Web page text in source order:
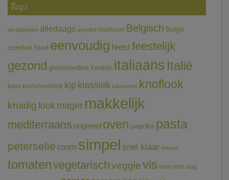
Tags
aardappelen alledaags aperitief basilicum Belgisch België
comfort food eenvoudig feestfeestelijk
gezond grootmoeders keuken italiaans Italië
kaas kindvriendelijk kip klassiek klassieker knoflook
kruidig look mager makkelijk
mediterraans origineel oven paprika pasta
peterselie room simpel snel klaar tomaat
tomatenvegetarischveggievis voor elke dag